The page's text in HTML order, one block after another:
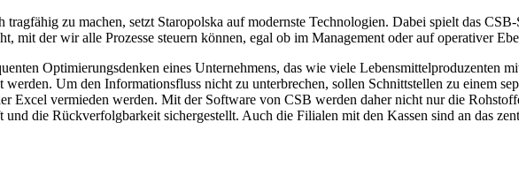
zu machen, setzt Staropolska auf modernste Technologien. Dabei spielt das
mit der wir alle Prozesse steuern können, egal ob im Management oder auf operativer
Optimierungsdenken eines Unternehmens, das wie viele Lebensmittelproduzenten
werden. Um den Informationsfluss nicht zu unterbrechen, sollen Schnittstellen zu einem
Excel vermieden werden. Mit der Software von CSB werden daher nicht nur die
die Rückverfolgbarkeit sichergestellt. Auch die Filialen mit den Kassen sind an das